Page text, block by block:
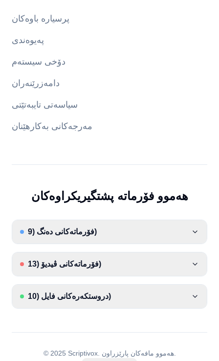
پرسیارە باوەکان
پەیوەندی
دۆخی سیستەم
دامەزرێنەران
سیاسەتی تایبەتێتی
مەرجەکانی بەکارهێنان
هەموو فۆرماتە پشتگیریکراوەکان
فۆرماتەکانی دەنگ (
9 )
فۆرماتەکانی ڤیدیۆ (
13 )
دروستکەرەکانی فایل (
10 )
© 2025 Scriptivox. هەموو مافەکان پارێزراون.